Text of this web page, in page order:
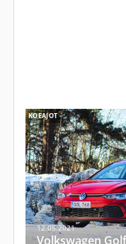
KOEAJOT
12.05.2021
Volkswagen